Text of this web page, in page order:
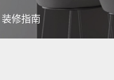
装修指南